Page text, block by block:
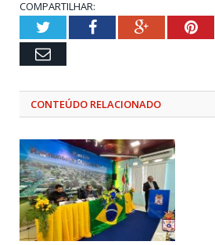
COMPARTILHAR:
TwitterFacebookGoogle+
Email
CONTEÚDO RELACIONADO